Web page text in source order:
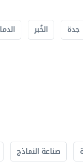
جدة الخُبر
صناعة النماذج